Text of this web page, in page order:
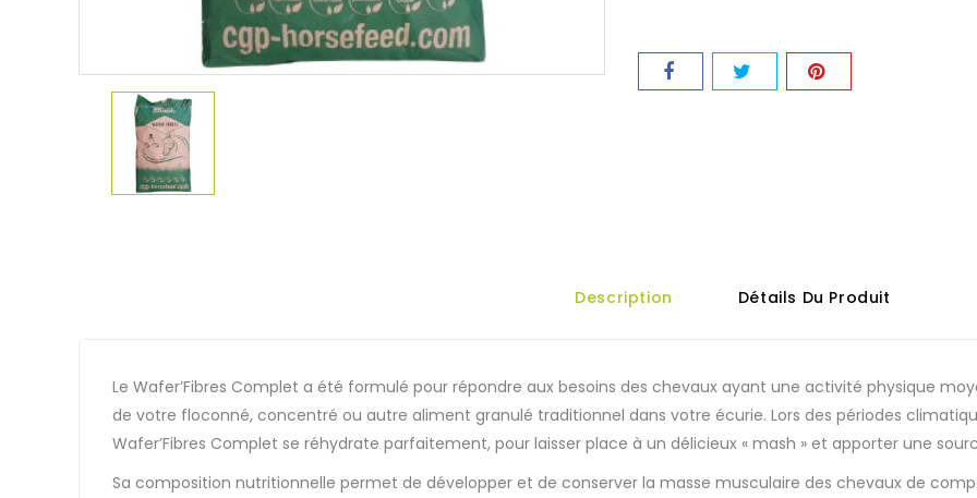
Description Détails Du Produit
Le Wafer’Fibres Complet a été formulé pour répondre aux besoins des chevaux ayant une activité physique
de votre floconné, concentré ou autre aliment granulé traditionnel dans votre écurie. Lors des périodes
Wafer’Fibres Complet se réhydrate parfaitement, pour laisser place à un délicieux « mash » et apporter une
Sa composition nutritionnelle permet de développer et de conserver la masse musculaire des chevaux de